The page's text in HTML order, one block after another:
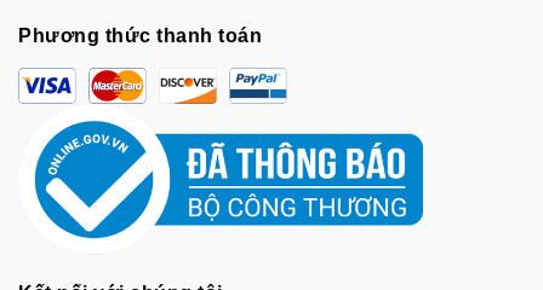
Phương thức thanh toán